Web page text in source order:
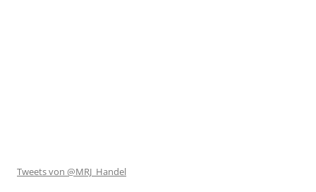
Tweets von @MRJ_Handel